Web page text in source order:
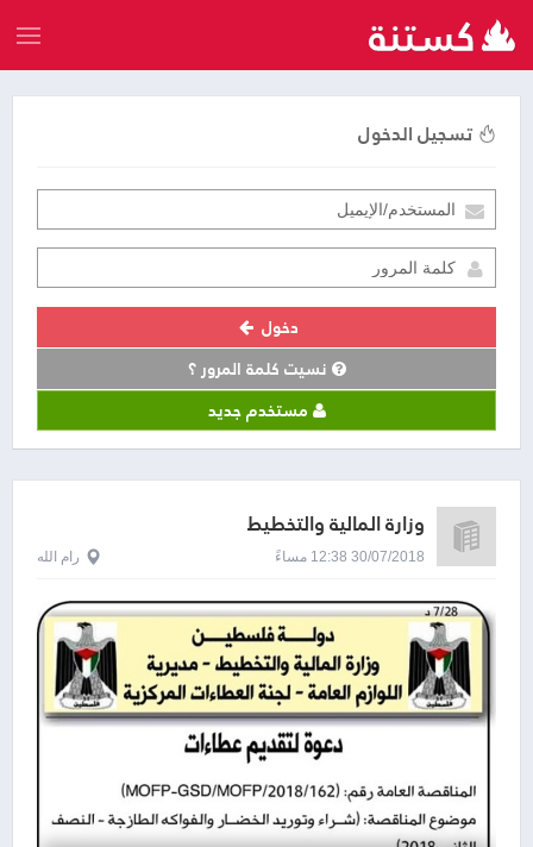
تسجيل الدخول
دخول
نسيت كلمة المرور ؟
مستخدم جديد
وزارة المالية والتخطيط
30/07/2018 12:38 مساءً رام الله